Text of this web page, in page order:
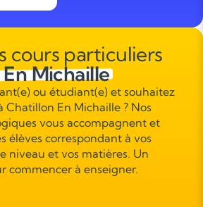
cours particuliers
Michaille
ou étudiant(e) et souhaitez
Chatillon En Michaille ? Nos
vous accompagnent et
élèves correspondant à vos
niveau et vos matières. Un
commencer à enseigner.